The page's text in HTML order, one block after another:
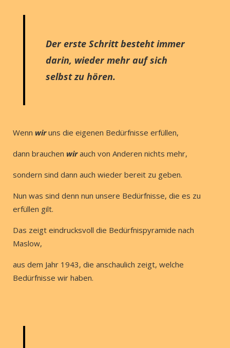
Der erste Schritt besteht immer
darin, wieder mehr auf sich
selbst zu hören.
Wenn wiruns die eigenen Bedürfnisse erfüllen,
dann brauchen wirauch von Anderen nichts mehr,
sondern sind dann auch wieder bereit zu geben.
Nun was sind denn nun unsere Bedürfnisse, die es zu
erfüllen gilt.
Das zeigt eindrucksvoll die Bedürfnispyramide nach
Maslow,
aus dem Jahr 1943, die anschaulich zeigt, welche
Bedürfnisse wir haben.